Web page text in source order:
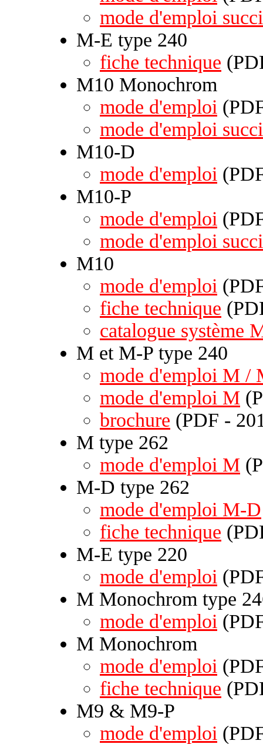
mode d'emploi
M-E type 240
fiche technique
M10 Monochrom
mode d'emploi
mode d'emploi
M10-D
mode d'emploi
M10-P
mode d'emploi
mode d'emploi
M10
mode d'emploi
fiche technique
catalogue système
M et M-P type 240
mode d'emploi M /
mode d'emploi M
brochure (PDF -
M type 262
mode d'emploi M
M-D type 262
mode d'emploi M-D
fiche technique
M-E type 220
mode d'emploi
M Monochrom type
mode d'emploi
M Monochrom
mode d'emploi
fiche technique
M9 & M9-P
mode d'emploi